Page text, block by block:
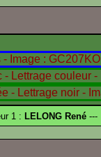
1 : LELONG René ---